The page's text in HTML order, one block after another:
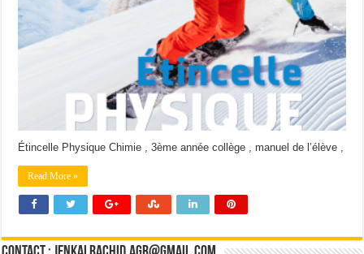
Étincelle Physique Chimie , 3ème année collège , manuel de l’élève ,
Read More »